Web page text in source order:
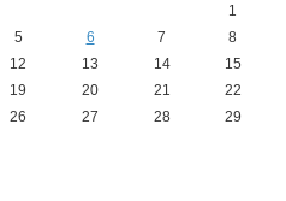
1
5 6 7
8
12 13 14
15
19 20 21
22
26 27 28
29